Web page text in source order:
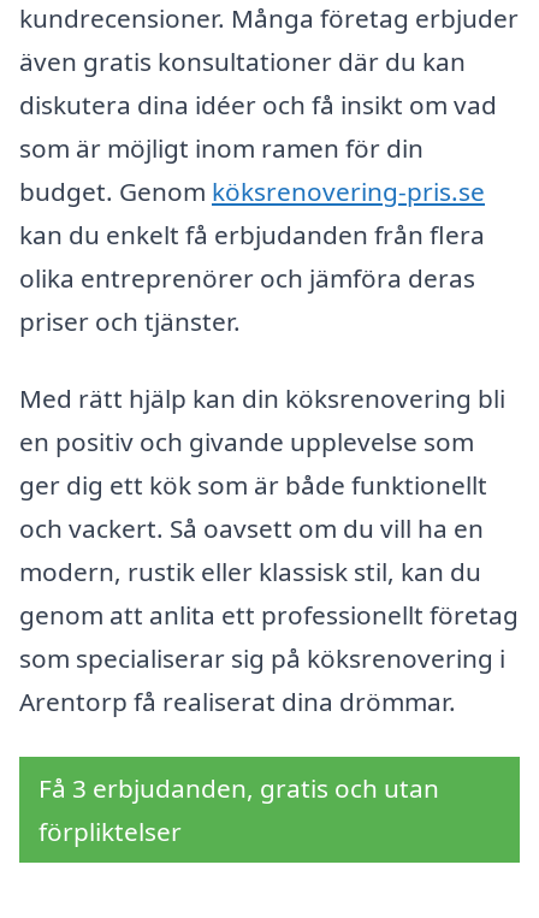
kundrecensioner. Många företag erbjuder
även gratis konsultationer där du kan
diskutera dina idéer och få insikt om vad
som är möjligt inom ramen för din
budget. Genom köksrenovering-pris.se
kan du enkelt få erbjudanden från flera
olika entreprenörer och jämföra deras
priser och tjänster.
Med rätt hjälp kan din köksrenovering bli
en positiv och givande upplevelse som
ger dig ett kök som är både funktionellt
och vackert. Så oavsett om du vill ha en
modern, rustik eller klassisk stil, kan du
genom att anlita ett professionellt företag
som specialiserar sig på köksrenovering i
Arentorp få realiserat dina drömmar.
Få 3 erbjudanden, gratis och utan
förpliktelser